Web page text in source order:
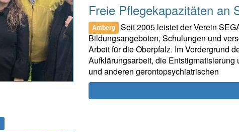
Freie Pflegekapazitäten an
Amberg
Seit 2005 leistet der Verein
Bildungsangeboten, Schulungen und
Arbeit für die Oberpfalz. Im Vordergrund
Aufklärungsarbeit, die
und anderen gerontopsychiatrischen